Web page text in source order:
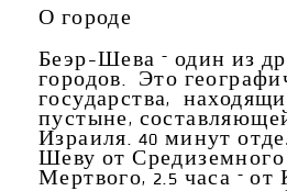
О городе
Беэр-Шева – один из
городов. Это
государства,
пустыне,
Израиля. 40 минут
Шеву от Средиземного
Мертвого, 2.5 часа – от